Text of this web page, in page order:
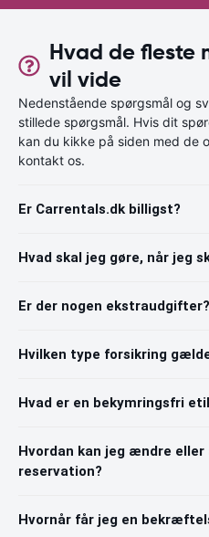
Hvad de fleste
vil vide
Nedenstående spørgsmål og
stillede spørgsmål. Hvis dit
kan du kikke på siden med de
kontakt os.
Er Carrentals.dk billigst?
Hvad skal jeg gøre, når jeg
Er der nogen ekstraudgifter?
Hvilken type forsikring
Hvad er en bekymringsfri
Hvordan kan jeg ændre eller
reservation?
Hvornår får jeg en